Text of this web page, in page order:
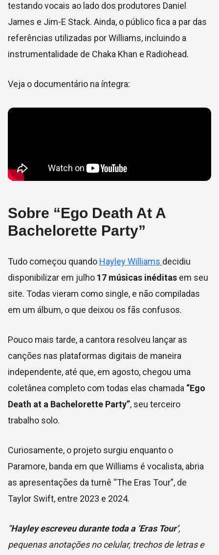
testando vocais ao lado dos produtores Daniel
James e Jim-E Stack. Ainda, o público fica a par das
referências utilizadas por Williams, incluindo a
instrumentalidade de Chaka Khan e Radiohead.
Veja o documentário na íntegra:
Sobre “Ego Death At A
Bachelorette Party”
Tudo começou quando Hayley Williams decidiu
disponibilizar em julho 17 músicas inéditas em seu
site. Todas vieram como single, e não compiladas
em um álbum, o que deixou os fãs confusos.
Pouco mais tarde, a cantora resolveu lançar as
canções nas plataformas digitais de maneira
independente, até que, em agosto, chegou uma
coletânea completo com todas elas chamada “Ego
Death at a Bachelorette Party”, seu terceiro
trabalho solo.
Curiosamente, o projeto surgiu enquanto o
Paramore, banda em que Williams é vocalista, abria
as apresentações da turnê “The Eras Tour”, de
Taylor Swift, entre 2023 e 2024.
“Hayley escreveu durante toda a ‘Eras Tour’,
pequenas anotações no celular, trechos de letras e